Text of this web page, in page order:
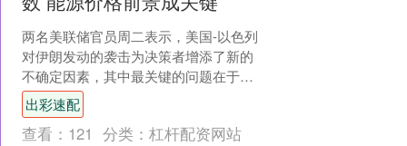
两名美联储官员周二表示，美国-以色列
对伊朗发动的袭击为决策者增添了新的
不确定因素，其中最关键的问题在于能
源价格可能在高位维持多久。 明尼阿波
利斯联储行长尼尔·卡....
出彩速配
查看： 121 分类： 杠杆配资网站